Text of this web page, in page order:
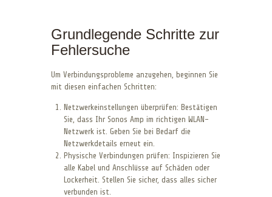
Grundlegende Schritte zur
Fehlersuche
Um Verbindungsprobleme anzugehen, beginnen Sie
mit diesen einfachen Schritten:
Netzwerkeinstellungen überprüfen: Bestätigen
Sie, dass Ihr Sonos Amp im richtigen WLAN-
Netzwerk ist. Geben Sie bei Bedarf die
Netzwerkdetails erneut ein.
Physische Verbindungen prüfen: Inspizieren Sie
alle Kabel und Anschlüsse auf Schäden oder
Lockerheit. Stellen Sie sicher, dass alles sicher
verbunden ist.